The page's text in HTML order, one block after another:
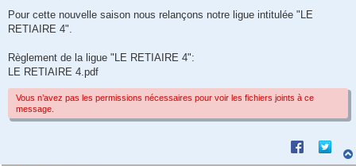
s
a
Pour cette nouvelle saison nous relançons notre ligue intitulée "LE
RETIAIRE 4".
Règlement de la ligue "LE RETIAIRE 4":
LE RETIAIRE 4.pdf
Vous n’avez pas les permissions nécessaires pour voir les fichiers joints à ce
message.